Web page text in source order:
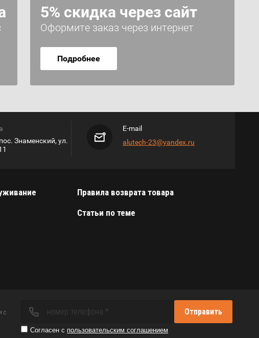
5% скидка через сайт
Оформите заказ через интернет
Подробнее
Знаменский, ул.
E-mail
alutech-23@yandex.ru
Правила возврата товара
Статьи по теме
с
Согласен с пользовательским соглашением
Отправить